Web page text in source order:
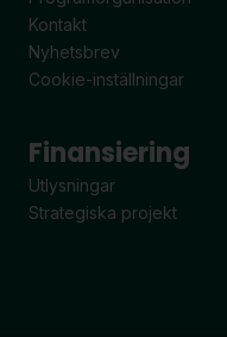
Kontakt
Nyhetsbrev
Cookie-inställningar
Finansiering
Utlysningar
Strategiska projekt